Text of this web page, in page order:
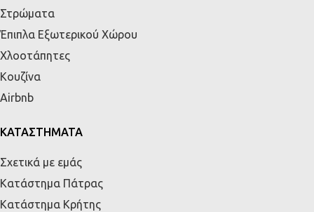
Στρώματα
Έπιπλα Εξωτερικού Χώρου
Χλοοτάπητες
Κουζίνα
Airbnb
ΚΑΤΑΣΤΗΜΑΤΑ
Σχετικά με εμάς
Κατάστημα Πάτρας
Κατάστημα Κρήτης